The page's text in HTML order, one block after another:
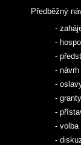
Předběžný
-
-
-
-
-
- granty
-
- volba
-